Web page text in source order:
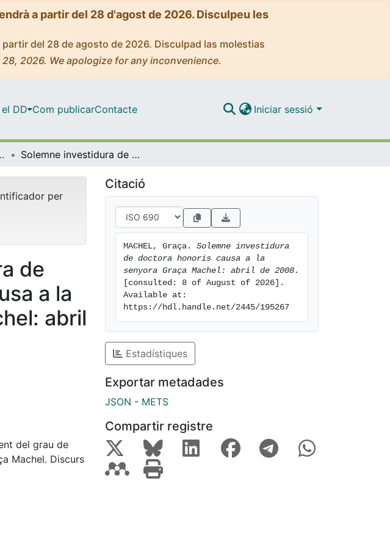
a partir del 28 d'agost de 2026. Disculpeu les
del 28 de agosto de 2026. Disculpad las molestias
2026. We apologize for any inconvenience.
DD Com publicarContacte Iniciar sessió
i Edicions UB) Solemne investidura de doctora honoris causa a la senyora Graça Machel: abril de 2008
per
de
a la
abril
del grau de
Machel. Discurs
Citació
MACHEL, Graça. Solemne investidura
de doctora honoris causa a la
senyora Graça Machel: abril de 2008.
[consulted: 8 of August of 2026].
Available at:
https://hdl.handle.net/2445/195267
Estadístiques
Exportar metadades
JSON - METS
Compartir registre